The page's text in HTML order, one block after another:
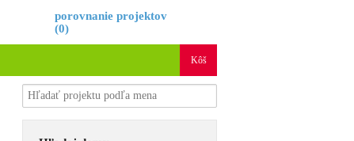
porovnanie projektov
(0)
Kôš